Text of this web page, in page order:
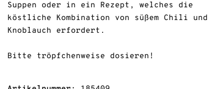
Suppen oder in ein Rezept, welches die
köstliche Kombination von süßem Chili und
Knoblauch erfordert.
Bitte tröpfchenweise dosieren!